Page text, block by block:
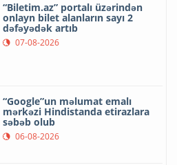
“Biletim.az” portalı üzərindən
onlayn bilet alanların sayı 2
dəfəyədək artıb
07-08-2026
“Google”un məlumat emalı
mərkəzi Hindistanda etirazlara
səbəb olub
06-08-2026